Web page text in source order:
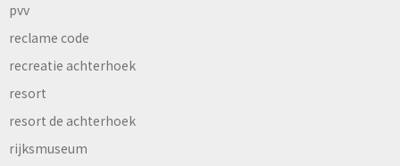
pvv
reclame code
recreatie achterhoek
resort
resort de achterhoek
rijksmuseum